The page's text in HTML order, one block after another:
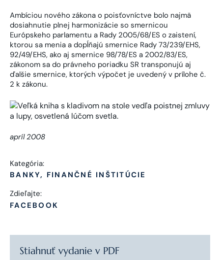
Ambíciou nového zákona o poisťovníctve bolo najmä
dosiahnutie plnej harmonizácie so smernicou
Európskeho parlamentu a Rady 2005/68/ES o zaistení,
ktorou sa menia a dopĺňajú smernice Rady 73/239/EHS,
92/49/EHS, ako aj smernice 98/78/ES a 2002/83/ES,
zákonom sa do právneho poriadku SR transponujú aj
ďalšie smernice, ktorých výpočet je uvedený v prílohe č.
2 k zákonu.
apríl 2008
Kategória:
BANKY, FINANČNÉ INŠTITÚCIE
Zdieľajte:
FACEBOOK
Stiahnuť vydanie v PDF